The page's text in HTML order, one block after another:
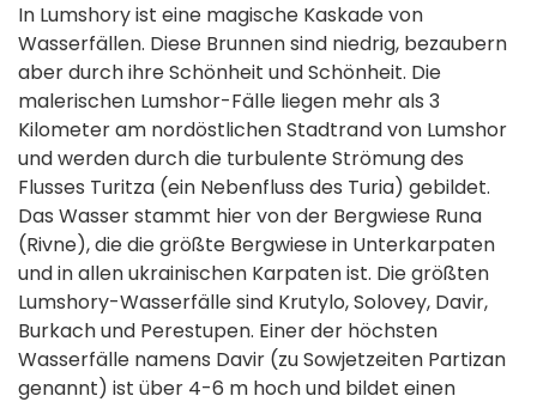
In Lumshory ist eine magische Kaskade von
Wasserfällen. Diese Brunnen sind niedrig, bezaubern
aber durch ihre Schönheit und Schönheit. Die
malerischen Lumshor-Fälle liegen mehr als 3
Kilometer am nordöstlichen Stadtrand von Lumshor
und werden durch die turbulente Strömung des
Flusses Turitza (ein Nebenfluss des Turia) gebildet.
Das Wasser stammt hier von der Bergwiese Runa
(Rivne), die die größte Bergwiese in Unterkarpaten
und in allen ukrainischen Karpaten ist. Die größten
Lumshory-Wasserfälle sind Krutylo, Solovey, Davir,
Burkach und Perestupen. Einer der höchsten
Wasserfälle namens Davir (zu Sowjetzeiten Partizan
genannt) ist über 4-6 m hoch und bildet einen